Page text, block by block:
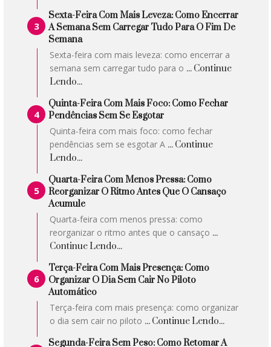
Sexta-Feira Com Mais Leveza: Como Encerrar
A Semana Sem Carregar Tudo Para O Fim De
Semana
Sexta-feira com mais leveza: como encerrar a
semana sem carregar tudo para o ... Continue
Lendo...
Quinta-Feira Com Mais Foco: Como Fechar
Pendências Sem Se Esgotar
Quinta-feira com mais foco: como fechar
pendências sem se esgotar A ... Continue
Lendo...
Quarta-Feira Com Menos Pressa: Como
Reorganizar O Ritmo Antes Que O Cansaço
Acumule
Quarta-feira com menos pressa: como
reorganizar o ritmo antes que o cansaço ...
Continue Lendo...
Terça-Feira Com Mais Presença: Como
Organizar O Dia Sem Cair No Piloto
Automático
Terça-feira com mais presença: como organizar
o dia sem cair no piloto ... Continue Lendo...
Segunda-Feira Sem Peso: Como Retomar A